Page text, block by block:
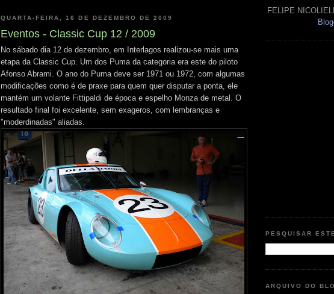
QUARTA-FEIRA, 16 DE DEZEMBRO DE 2009
Eventos - Classic Cup 12 / 2009
No sábado dia 12 de dezembro, em Interlagos realizou-se mais uma
etapa da Classic Cup. Um dos Puma da categoria era este do piloto
Afonso Abrami. O ano do Puma deve ser 1971 ou 1972, com algumas
modificações como é de praxe para quem quer disputar a ponta, ele
mantém um volante Fittipaldi de época e espelho Monza de metal. O
resultado final foi excelente, sem exageros, com lembranças e
"moderdinadas" aliadas.
FELIPE
PESQUISAR
ARQUIVO DO